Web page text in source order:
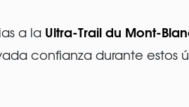
a la Ultra-Trail du Mont-
confianza durante estos